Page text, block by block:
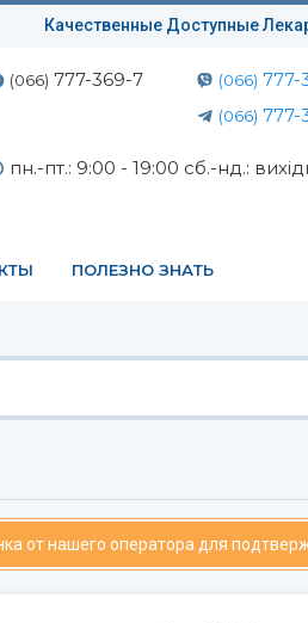
Качественные Доступные
(066) 777-369-7 (066) 777-
(066) 777-
пн.-пт.: 9:00 - 19:00 сб.-нд.:
ПОЛЕЗНО ЗНАТЬ
от нашего оператора для